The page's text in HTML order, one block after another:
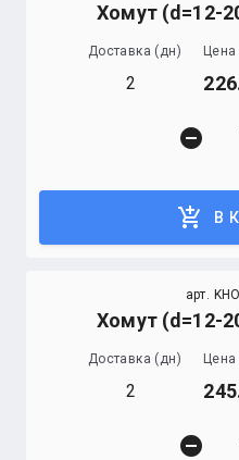
Хомут (d=12-
Доставка (дн)
2
remove_circle
add_shopping_cart В
арт.
Хомут (d=12-
Доставка (дн)
2
remove_circle